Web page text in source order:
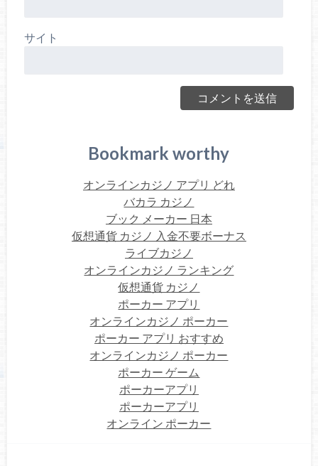
サイト
Bookmark worthy
オンラインカジノ アプリ どれ
バカラ カジノ
ブック メーカー 日本
仮想通貨 カジノ 入金不要ボーナス
ライブカジノ
オンラインカジノ ランキング
仮想通貨 カジノ
ポーカー アプリ
オンラインカジノ ポーカー
ポーカー アプリ おすすめ
オンラインカジノ ポーカー
ポーカー ゲーム
ポーカーアプリ
ポーカーアプリ
オンライン ポーカー